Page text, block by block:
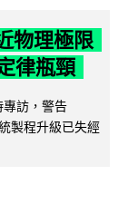
物理極限
律瓶頸
訪，警告
製程升級已失經